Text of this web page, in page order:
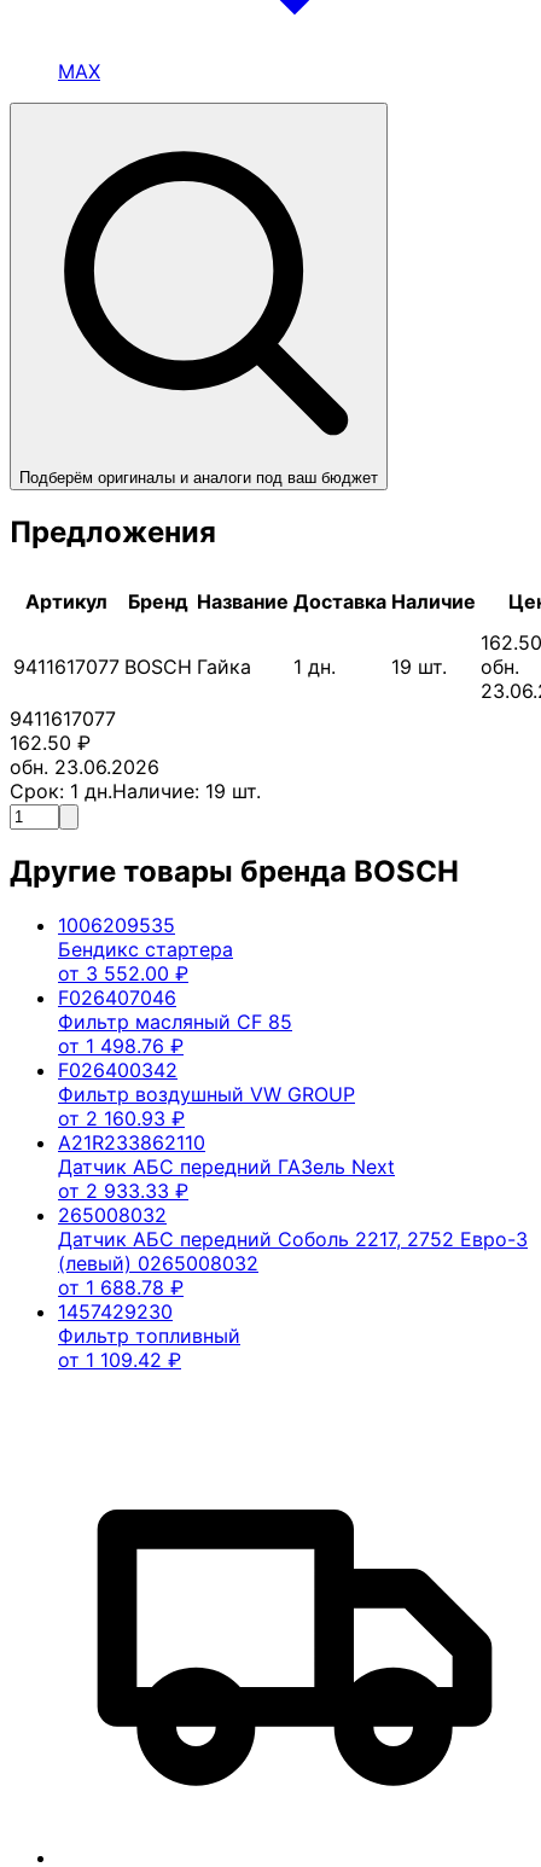
MAX
Подберём оригиналы и аналоги под ваш бюджет
Предложения
Артикул Бренд Название Доставка Наличие
9411617077 BOSCH Гайка 1 дн. 19 шт.
162.50
обн.
9411617077
162.50 ₽
обн. 23.06.2026
Срок: 1 дн.Наличие: 19 шт.
Другие товары бренда BOSCH
1006209535
Бендикс стартера
от 3 552.00 ₽
F026407046
Фильтр масляный CF 85
от 1 498.76 ₽
F026400342
Фильтр воздушный VW GROUP
от 2 160.93 ₽
A21R233862110
Датчик АБС передний ГАЗель Next
от 2 933.33 ₽
265008032
Датчик АБС передний Соболь 2217, 2752 Евро-3
(левый) 0265008032
от 1 688.78 ₽
1457429230
Фильтр топливный
от 1 109.42 ₽